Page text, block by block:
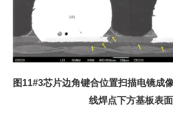
图11#3芯片边角键合位置扫描电镜成
线焊点下方基板表面